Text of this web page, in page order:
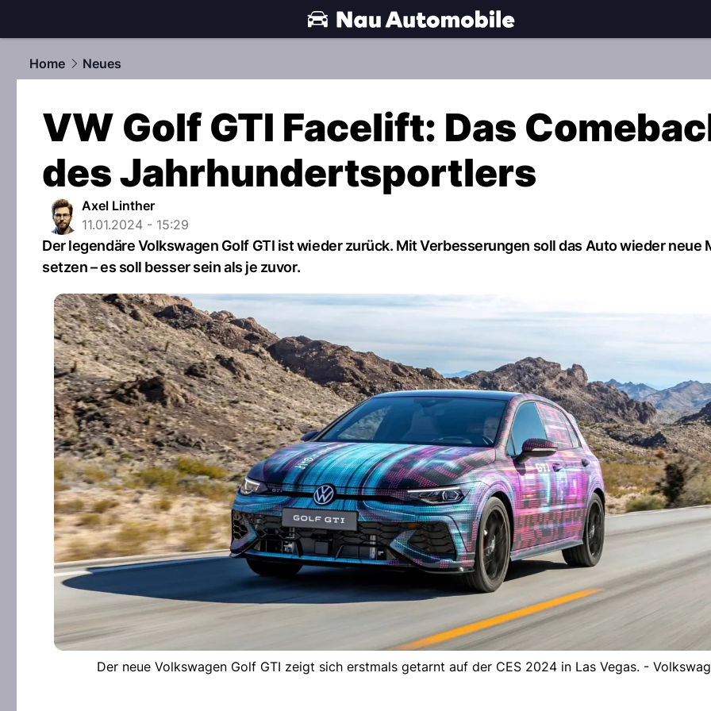
automobile.NAU.ch
Home
Neues
VW Golf GTI Facelift: Das
des Jahrhundertsportlers
Axel Linther
11.01.2024 - 15:29
Der legendäre Volkswagen Golf GTI ist wieder zurück. Mit Verbesserungen soll das Auto wieder neue
setzen – es soll besser sein als je zuvor.
Der neue Volkswagen Golf GTI zeigt sich erstmals getarnt auf der CES 2024 in Las Vegas. -